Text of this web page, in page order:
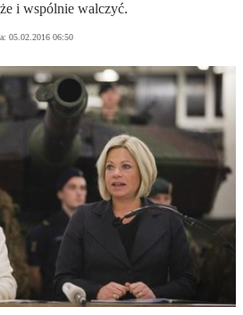
i wspólnie walczyć.
05.02.2016 06:50